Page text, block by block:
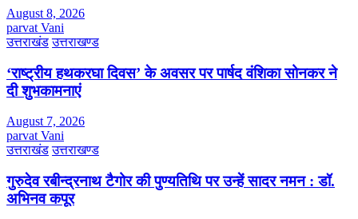
August 8, 2026
parvat Vani
उत्तराखंड उत्तराखण्ड
‘राष्ट्रीय हथकरघा दिवस’ के अवसर पर पार्षद वंशिका सोनकर ने
दी शुभकामनाएं
August 7, 2026
parvat Vani
उत्तराखंड उत्तराखण्ड
गुरुदेव रबीन्द्रनाथ टैगोर की पुण्यतिथि पर उन्हें सादर नमन : डॉ.
अभिनव कपूर